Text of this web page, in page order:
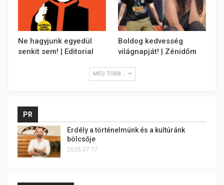
Ne hagyjunk egyedül
senkit sem! | Editorial
Boldog kedvesség
világnapját! | Zénidőm
MÉG TÖBB...
PR
Erdély a történelmünk és a kultúránk
bölcsője
2025.07.17.